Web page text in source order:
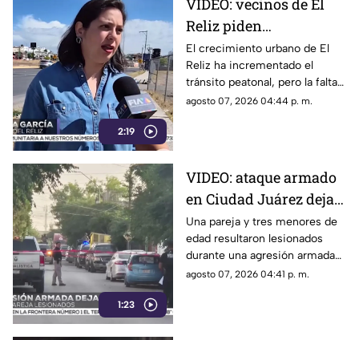
2:19
VIDEO: vecinos de El
Reliz piden
construcción de
banquetas ante riesgo
para peatones
El crecimiento urbano de El
Reliz ha incrementado el
tránsito peatonal, pero la falta
de banquetas obliga a
agosto 07, 2026 04:44 p. m.
1:23
VIDEO: ataque armado
en Ciudad Juárez deja
cinco personas
heridas, entre ellos tres
menores
Una pareja y tres menores de
edad resultaron lesionados
durante una agresión armada
registrada en el
agosto 07, 2026 04:41 p. m.